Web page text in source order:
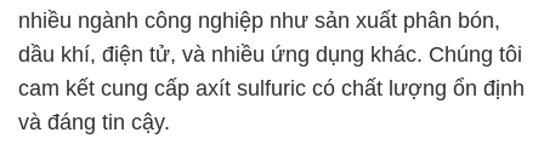
nhiều ngành công nghiệp như sản xuất phân bón,
dầu khí, điện tử, và nhiều ứng dụng khác. Chúng tôi
cam kết cung cấp axít sulfuric có chất lượng ổn định
và đáng tin cậy.